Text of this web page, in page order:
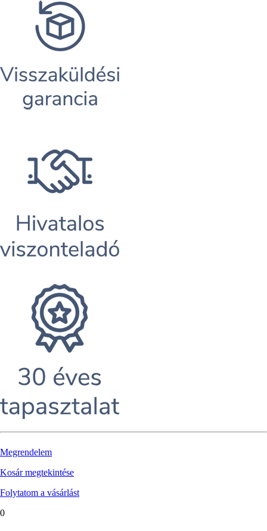
Megrendelem
Kosár megtekintése
Folytatom a vásárlást
0